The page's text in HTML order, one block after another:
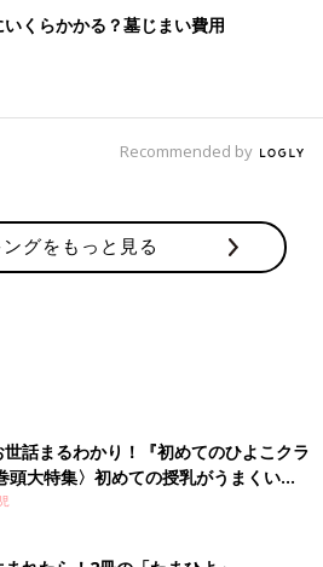
くらかかる？墓じまい費用
Recommended by
グをもっと見る
話まるわかり！『初めてのひよこクラ
頭大特集〉初めての授乳がうまくい
・ミルクの基本と夏のトラブル 解決テ